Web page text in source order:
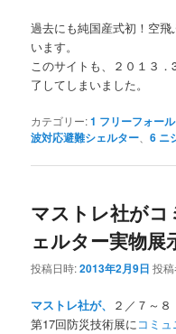
過去にも純国産式初！空
います。
このサイトも、２０１３
了してしまいました。
カテゴリー:1 フリーフォール
波対応避難シェルター、6 ニ
マストレ社が
ェルター実物展
投稿日時:2013年2月9日 投
マストレ社が、
２／７～
第17回防災技術展にコミ